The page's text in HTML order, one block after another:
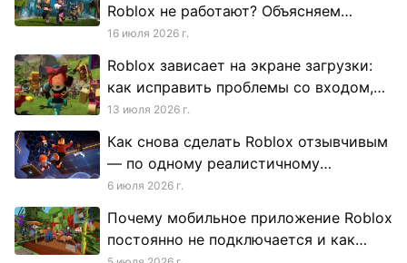
Roblox не работают? Объясняем
региональные ограничения
16 июля 2026 г.
Roblox зависает на экране загрузки:
как исправить проблемы со входом,
сервером и бесконечной загрузкой
13 июля 2026 г.
Как снова сделать Roblox отзывчивым
— по одному реалистичному
исправлению за раз
6 июля 2026 г.
Почему мобильное приложение Roblox
постоянно не подключается и как